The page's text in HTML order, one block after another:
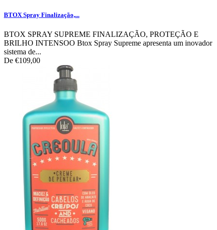
BTOX Spray Finalização,...
BTOX SPRAY SUPREME FINALIZAÇÃO, PROTEÇÃO E
BRILHO INTENSOO Btox Spray Supreme apresenta um inovador
sistema de...
De €109,00